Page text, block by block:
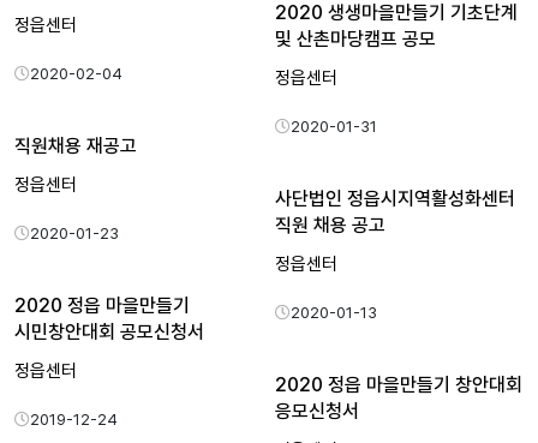
정읍센터
2020-02-04
2020 생생마을만들기 기초단계
및 산촌마당캠프 공모
정읍센터
2020-01-31
직원채용 재공고
정읍센터
2020-01-23
사단법인 정읍시지역활성화센터
직원 채용 공고
정읍센터
2020-01-13
2020 정읍 마을만들기
시민창안대회 공모신청서
정읍센터
2019-12-24
2020 정읍 마을만들기 창안대회
응모신청서